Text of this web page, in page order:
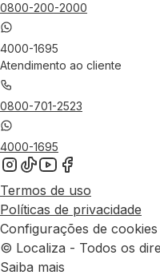
0800-200-2000
4000-1695
Atendimento ao cliente
0800-701-2523
4000-1695
Termos de uso
Políticas de privacidade
Configurações de cookies
© Localiza - Todos os
Saiba mais